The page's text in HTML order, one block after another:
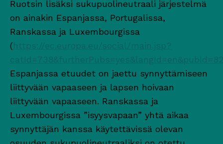
Ruotsin lisäksi sukupuolineutraali järjestelmä
on ainakin Espanjassa, Portugalissa,
Ranskassa ja Luxembourgissa
(https://ec.europa.eu/social/main.jsp?
Espanjassa etuudet on jaettu synnyttämiseen
liittyvään vapaaseen ja lapsen hoivaan
liittyvään vapaaseen. Ranskassa ja
Luxembourgissa ”isyysvapaan” yhtä aikaa
synnyttäjän kanssa käytettävissä olevan